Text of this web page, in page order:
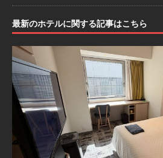
最新のホテルに関する記事はこちら